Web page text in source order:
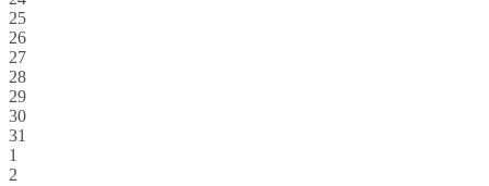
25
26
27
28
29
30
31
1
2